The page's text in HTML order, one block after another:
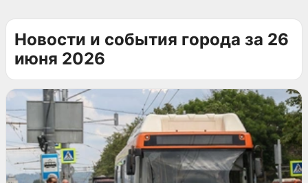
Новости и события города за 26
июня 2026